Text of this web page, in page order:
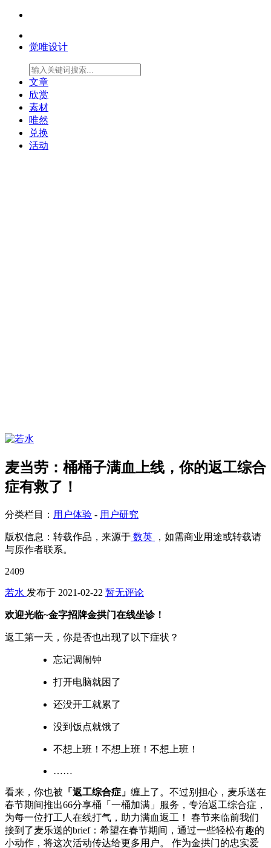
觉唯设计
文章
欣赏
素材
唯然
兑换
活动
麦当劳：桶桶子满血上线，你的返工综合
症有救了！
分类栏目： 用户体验 - 用户研究
版权信息： 转载作品，来源于 数英
，如需商业用途或转载请
与原作者联系。
2409
若水 发布于 2021-02-22 暂无评论
欢迎光临~金字招牌金拱门在线坐诊！
返工第一天，你是否也出现了以下症状？
忘记调闹钟
打开电脑就困了
还没开工就累了
没到饭点就饿了
不想上班！不想上班！不想上班！
……
看来，你也被 「返工综合症」 缠上了。不过别担心，麦乐送在
春节期间推出66分享桶「一桶加满」服务，专治返工综合症，
为每一位打工人在线打气，助力满血返工！ 春节来临前我们
接到了麦乐送的brief：希望在春节期间，通过一些轻松有趣的
小动作，将这次活动传达给更多用户。 作为金拱门的忠实爱